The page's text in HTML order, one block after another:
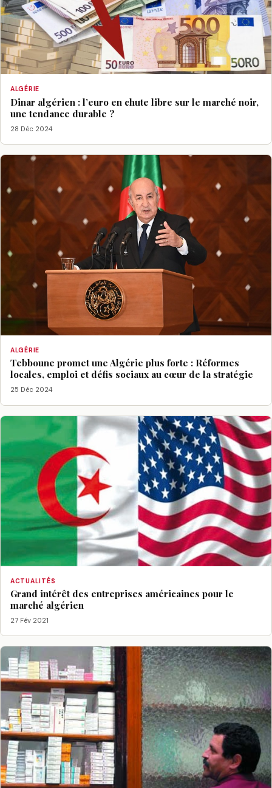
ALGÉRIE
Dinar algérien : l’euro en chute libre sur le marché noir,
une tendance durable ?
28 Déc 2024
ALGÉRIE
Tebboune promet une Algérie plus forte : Réformes
locales, emploi et défis sociaux au cœur de la stratégie
25 Déc 2024
ACTUALITÉS
Grand intérêt des entreprises américaines pour le
marché algérien
27 Fév 2021